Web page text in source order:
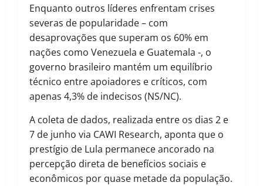
Enquanto outros líderes enfrentam crises
severas de popularidade – com
desaprovações que superam os 60% em
nações como Venezuela e Guatemala -, o
governo brasileiro mantém um equilíbrio
técnico entre apoiadores e críticos, com
apenas 4,3% de indecisos (NS/NC).
A coleta de dados, realizada entre os dias 2 e
7 de junho via CAWI Research, aponta que o
prestígio de Lula permanece ancorado na
percepção direta de benefícios sociais e
econômicos por quase metade da população.